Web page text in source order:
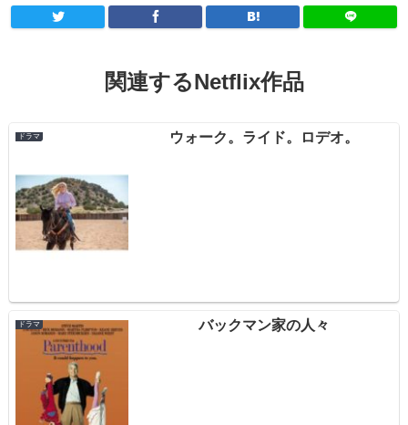
関連するNetflix作品
ドラマ ウォーク。ライド。ロデオ。
ドラマ バックマン家の人々